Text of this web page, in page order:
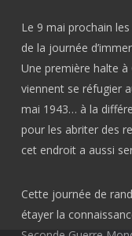
Le 9 mai prochain
de la journée
Une première halte à
viennent se réfugier
mai 1943… à la
pour les abriter des
cet endroit a aussi
Cette journée de
étayer la